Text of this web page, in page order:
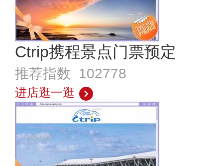
Ctrip携程景点门票预定
推荐指数 102778
进店逛一逛